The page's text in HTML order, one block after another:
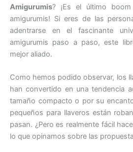
Amigurumis? ¡Es el último
amigurumis! Si eres de las
adentrarse en el fascinante
amigurumis paso a paso, este
mejor aliado.
Como hemos podido observar, los
han convertido en una tendencia
tamaño compacto o por su
pequeños para llaveros están
pasan. ¿Pero es realmente fácil
lo que opinamos sobre las